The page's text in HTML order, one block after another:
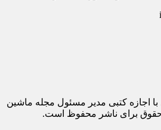
اجازه کتبی مدیر مسئول مجله ماشین
حقوق برای ناشر محفوظ است.